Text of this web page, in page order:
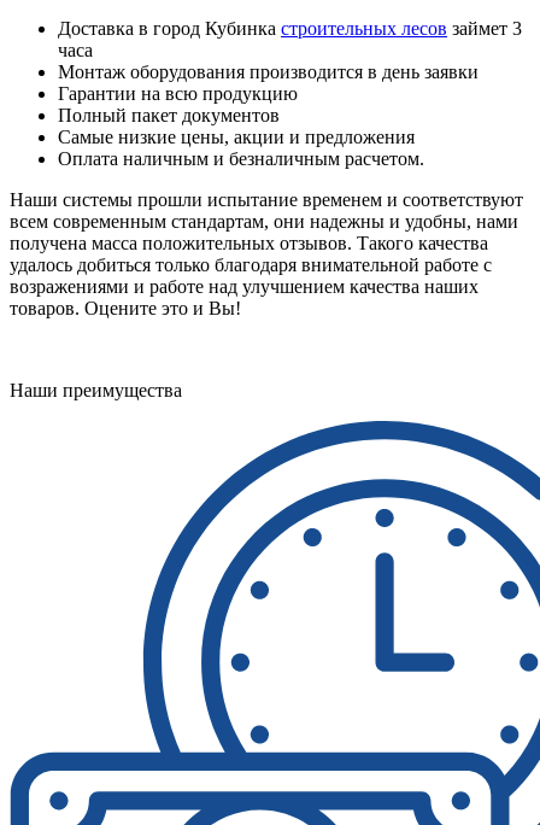
Доставка в город Кубинка строительных лесов займет 3
часа
Монтаж оборудования производится в день заявки
Гарантии на всю продукцию
Полный пакет документов
Самые низкие цены, акции и предложения
Оплата наличным и безналичным расчетом.
Наши системы прошли испытание временем и соответствуют
всем современным стандартам, они надежны и удобны, нами
получена масса положительных отзывов. Такого качества
удалось добиться только благодаря внимательной работе с
возражениями и работе над улучшением качества наших
товаров. Оцените это и Вы!
Наши преимущества